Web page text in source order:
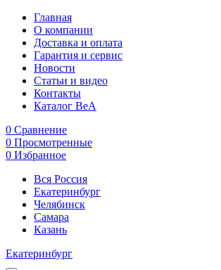
Главная
О компании
Доставка и оплата
Гарантия и сервис
Новости
Статьи и видео
Контакты
Каталог BeA
0 Сравнение
0 Просмотренные
0 Избранное
Вся Россия
Екатеринбург
Челябинск
Самара
Казань
Екатеринбург